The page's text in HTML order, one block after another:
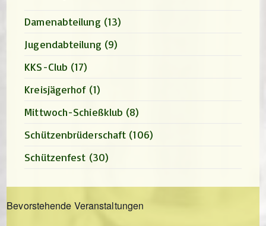
Damenabteilung (13)
Jugendabteilung (9)
KKS-Club (17)
Kreisjägerhof (1)
Mittwoch-Schießklub (8)
Schützenbrüderschaft (106)
Schützenfest (30)
Bevorstehende Veranstaltungen